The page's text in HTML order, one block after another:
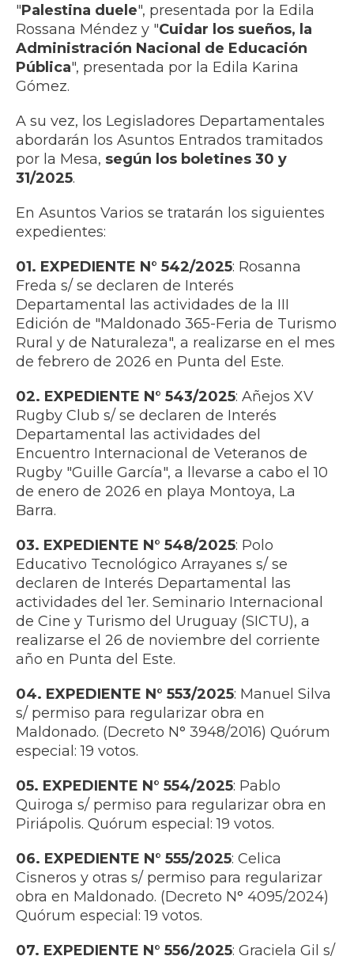
"Palestina duele", presentada por la Edila
Rossana Méndez y "Cuidar los sueños, la
Administración Nacional de Educación
Pública", presentada por la Edila Karina
Gómez.
A su vez, los Legisladores Departamentales
abordarán los Asuntos Entrados tramitados
por la Mesa, según los boletines 30 y
31/2025.
En Asuntos Varios se tratarán los siguientes
expedientes:
01. EXPEDIENTE N° 542/2025: Rosanna
Freda s/ se declaren de Interés
Departamental las actividades de la III
Edición de "Maldonado 365-Feria de Turismo
Rural y de Naturaleza", a realizarse en el mes
de febrero de 2026 en Punta del Este.
02. EXPEDIENTE N° 543/2025: Añejos XV
Rugby Club s/ se declaren de Interés
Departamental las actividades del
Encuentro Internacional de Veteranos de
Rugby "Guille García", a llevarse a cabo el 10
de enero de 2026 en playa Montoya, La
Barra.
03. EXPEDIENTE N° 548/2025: Polo
Educativo Tecnológico Arrayanes s/ se
declaren de Interés Departamental las
actividades del 1er. Seminario Internacional
de Cine y Turismo del Uruguay (SICTU), a
realizarse el 26 de noviembre del corriente
año en Punta del Este.
04. EXPEDIENTE N° 553/2025: Manuel Silva
s/ permiso para regularizar obra en
Maldonado. (Decreto N° 3948/2016) Quórum
especial: 19 votos.
05. EXPEDIENTE N° 554/2025: Pablo
Quiroga s/ permiso para regularizar obra en
Piriápolis. Quórum especial: 19 votos.
06. EXPEDIENTE N° 555/2025: Celica
Cisneros y otras s/ permiso para regularizar
obra en Maldonado. (Decreto N° 4095/2024)
Quórum especial: 19 votos.
07. EXPEDIENTE N° 556/2025: Graciela Gil s/